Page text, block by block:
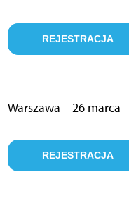
REJESTRACJA
Warszawa – 26 marca
REJESTRACJA